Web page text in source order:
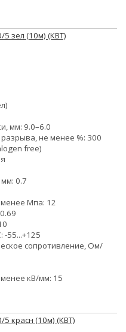
5 зел (10м) (КВТ)
мм: 9.0–6.0
не менее %: 300
free)
0.7
Мпа: 12
-55...+125
сопротивление, Ом/
кВ/мм: 15
5 красн (10м) (КВТ)